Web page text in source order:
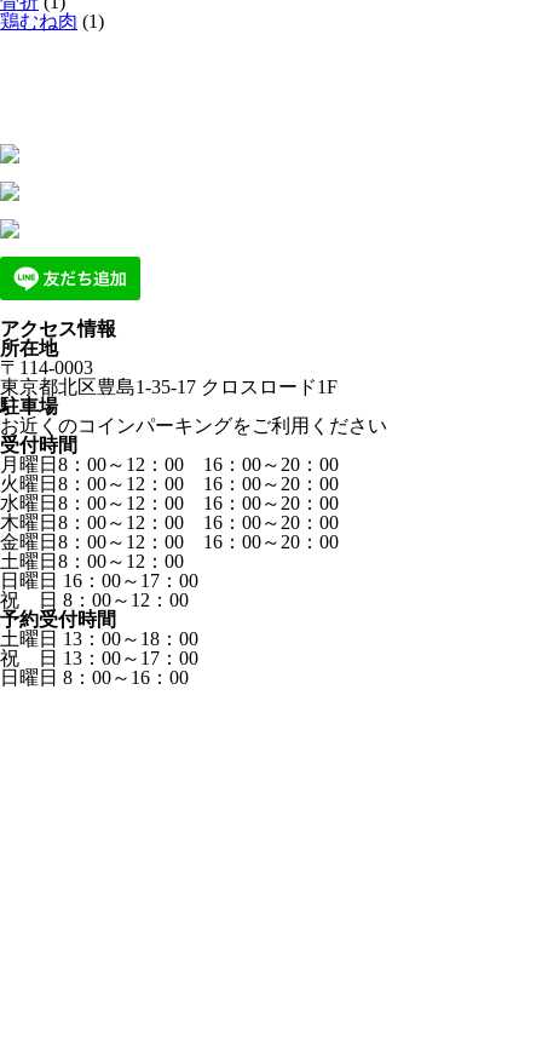
鶏むね肉 (1)
アクセス情報
所在地
〒114-0003
東京都北区豊島1-35-17 クロスロード1F
駐車場
お近くのコインパーキングをご利用ください
受付時間
月曜日8：00～12：00 16：00～20：00
火曜日8：00～12：00 16：00～20：00
水曜日8：00～12：00 16：00～20：00
木曜日8：00～12：00 16：00～20：00
金曜日8：00～12：00 16：00～20：00
土曜日8：00～12：00
日曜日 16：00～17：00
祝 日 8：00～12：00
予約受付時間
土曜日 13：00～18：00
祝 日 13：00～17：00
日曜日 8：00～16：00